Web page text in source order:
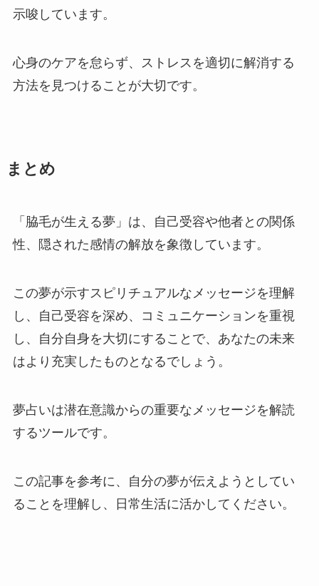
示唆しています。
心身のケアを怠らず、ストレスを適切に解消する
方法を見つけることが大切です。
まとめ
「脇毛が生える夢」は、自己受容や他者との関係
性、隠された感情の解放を象徴しています。
この夢が示すスピリチュアルなメッセージを理解
し、自己受容を深め、コミュニケーションを重視
し、自分自身を大切にすることで、あなたの未来
はより充実したものとなるでしょう。
夢占いは潜在意識からの重要なメッセージを解読
するツールです。
この記事を参考に、自分の夢が伝えようとしてい
ることを理解し、日常生活に活かしてください。